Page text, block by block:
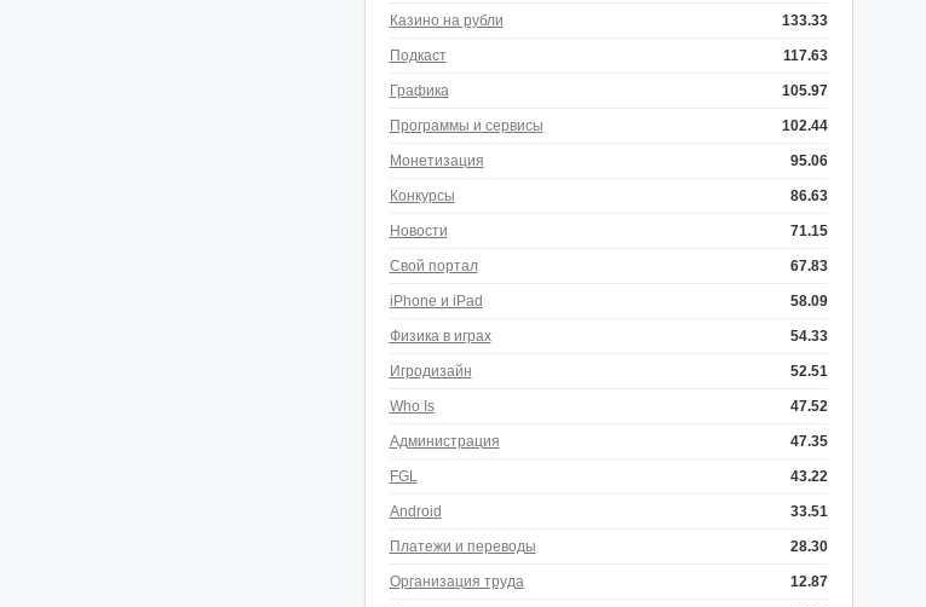
Казино на рубли 133.33
Подкаст 117.63
Графика 105.97
Программы и сервисы 102.44
Монетизация 95.06
Конкурсы 86.63
Новости 71.15
Свой портал 67.83
iPhone и iPad 58.09
Физика в играх 54.33
Игродизайн 52.51
Who Is 47.52
Администрация 47.35
FGL 43.22
Android 33.51
Платежи и переводы 28.30
Организация труда 12.87